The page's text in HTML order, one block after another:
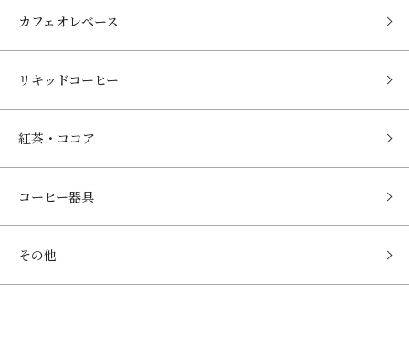
カフェオレベース
リキッドコーヒー
紅茶・ココア
コーヒー器具
その他